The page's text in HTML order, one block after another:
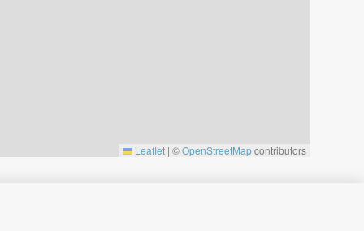
Leaflet | ©OpenStreetMapcontributors